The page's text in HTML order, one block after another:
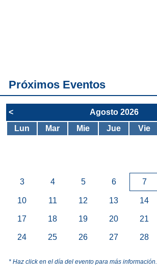
Próximos Eventos
< Agosto 2026
Lun
Mar Mie Jue Vie
3 4 5 6 7
10 11 12 13 14
17 18 19 20 21
24 25 26 27 28
* Haz click en el día del evento para más información.